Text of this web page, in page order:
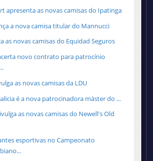
apresenta as novas camisas do Ipatinga
a nova camisa titular do Mannucci
as novas camisas do Equidad Seguros
novo contrato para patrocínio
as novas camisas da LDU
é a nova patrocinadora máster do ...
as novas camisas do Newell's Old
esportivas no Campeonato